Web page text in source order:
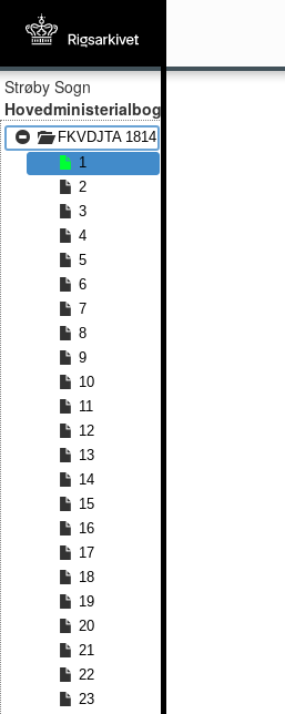
Strøby Sogn
Hovedministerialbog
FKVDJTA 1814 - FKVDJTA 1859
1
2
3
4
5
6
7
8
9
10
11
12
13
14
15
16
17
18
19
20
21
22
23